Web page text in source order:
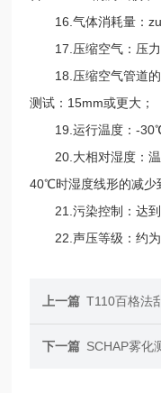
16.气体消耗量：zui
17.压缩空气：压力
18.压缩空气管道的
测试：15mm或更大；
19.运行温度：-
20.大相对湿度：温
40℃时湿度线形的减少
21.污染控制：达到
22.声压等级：约为
上一篇 T110百格法
下一篇 SCHAP雾化